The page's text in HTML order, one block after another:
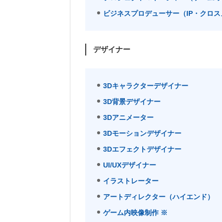
ビジネスプロデューサー（IP・クロス
デザイナー
3Dキャラクターデザイナー
3D背景デザイナー
3Dアニメーター
3Dモーションデザイナー
3Dエフェクトデザイナー
UI/UXデザイナー
イラストレーター
アートディレクター（ハイエンド）
ゲーム内映像制作 ※